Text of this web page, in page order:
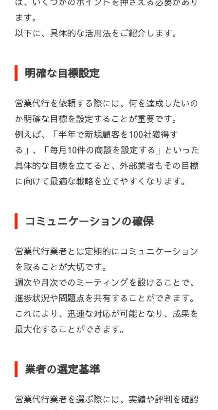
ます。
以下に、具体的な活用法をご紹介します。
明確な目標設定
営業代行を依頼する際には、何を達成したいの
か明確な目標を設定することが重要です。
例えば、「半年で新規顧客を100社獲得す
る」、「毎月10件の商談を設定する」といった
具体的な目標を立てると、外部業者もその目標
に向けて最適な戦略を立てやすくなります。
コミュニケーションの確保
営業代行業者とは定期的にコミュニケーション
を取ることが大切です。
週次や月次でのミーティングを設けることで、
進捗状況や問題点を共有することができます。
これにより、迅速な対応が可能となり、成果を
最大化することができます。
業者の選定基準
営業代行業者を選ぶ際には、実績や評判を確認